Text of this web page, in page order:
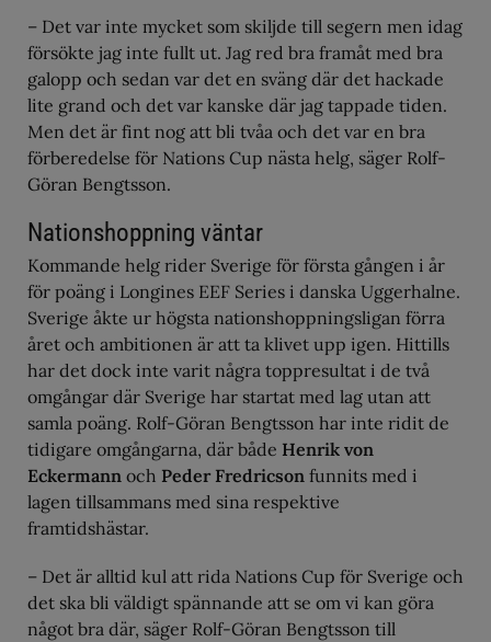
– Det var inte mycket som skiljde till segern men idag
försökte jag inte fullt ut. Jag red bra framåt med bra
galopp och sedan var det en sväng där det hackade
lite grand och det var kanske där jag tappade tiden.
Men det är fint nog att bli tvåa och det var en bra
förberedelse för Nations Cup nästa helg, säger Rolf-
Göran Bengtsson.
Nationshoppning väntar
Kommande helg rider Sverige för första gången i år
för poäng i Longines EEF Series i danska Uggerhalne.
Sverige åkte ur högsta nationshoppningsligan förra
året och ambitionen är att ta klivet upp igen. Hittills
har det dock inte varit några toppresultat i de två
omgångar där Sverige har startat med lag utan att
samla poäng. Rolf-Göran Bengtsson har inte ridit de
tidigare omgångarna, där både Henrik von
Eckermann och Peder Fredricson funnits med i
lagen tillsammans med sina respektive
framtidshästar.
– Det är alltid kul att rida Nations Cup för Sverige och
det ska bli väldigt spännande att se om vi kan göra
något bra där, säger Rolf-Göran Bengtsson till